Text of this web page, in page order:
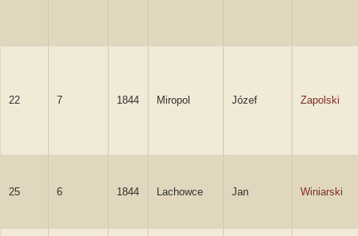
22 7 1844 Miropol Józef Zapolski
25 6 1844 Lachowce Jan Winiarski